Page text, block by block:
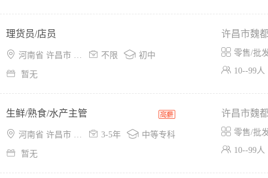
理货员/店员
 河南省 许昌市 魏都区  不限  初中
 暂无
许昌市魏
 零售/批
 10--99人
生鲜/熟食/水产主管
 河南省 许昌市 魏都区  3-5年  中等专科
 暂无
许昌市魏
 零售/批
 10--99人